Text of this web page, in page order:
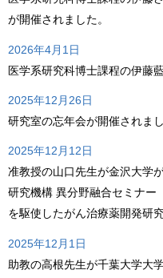
が開催されました。
2026年4月1日
医学系研究科博士課程の伊藤
2025年12月26日
研究室の忘年会が開催されまし
2025年12月12日
准教授の山口先生が金沢大学
研究機構 異分野融合セミナー
を駆使したがん治療薬開発研
2025年12月1日
助教の高根先生が千葉大学大